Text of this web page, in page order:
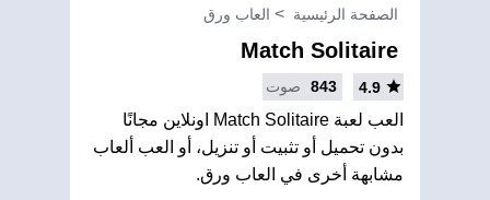
الصفحة الرئيسية العاب ورق
Match Solitaire
4.9
843 صوت
العب لعبة Match Solitaire اونلاين مجانًا
بدون تحميل أو تثبيت أو تنزيل، أو العب ألعاب
مشابهة أخرى في العاب ورق.